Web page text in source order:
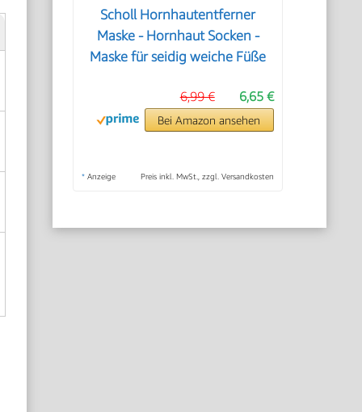
Scholl Hornhautentferner
Maske - Hornhaut Socken -
Maske für seidig weiche Füße
6,65 €
6,99 €
Bei Amazon ansehen
* Anzeige Preis inkl. MwSt., zzgl. Versandkosten